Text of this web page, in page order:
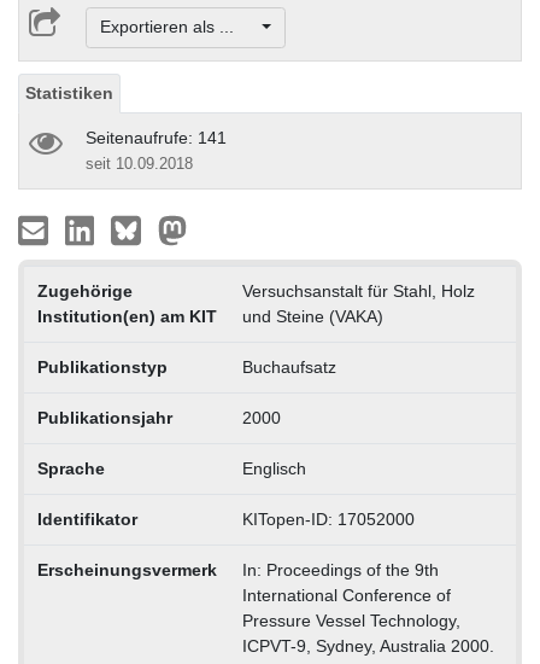
Exportieren als ...
Statistiken
Seitenaufrufe: 141
seit 10.09.2018
Zugehörige
Institution(en) am KIT
Versuchsanstalt für Stahl, Holz
und Steine (VAKA)
Publikationstyp Buchaufsatz
Publikationsjahr 2000
Sprache Englisch
Identifikator KITopen-ID: 17052000
Erscheinungsvermerk
In: Proceedings of the 9th
International Conference of
Pressure Vessel Technology,
ICPVT-9, Sydney, Australia 2000.